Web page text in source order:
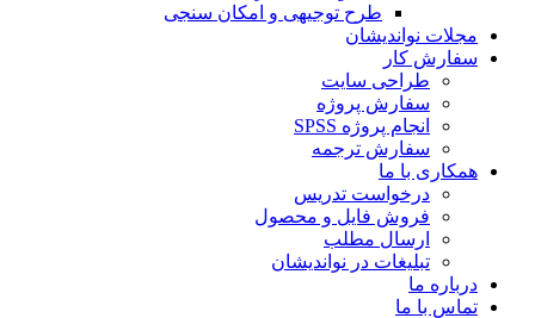
طرح توجیهی و امکان سنجی
مجلات نواندیشان
سفارش کار
طراحی سایت
سفارش پروژه
انجام پروژه SPSS
سفارش ترجمه
همکاری با ما
درخواست تدریس
فروش فایل و محصول
ارسال مطلب
تبلیغات در نواندیشان
درباره ما
تماس با ما